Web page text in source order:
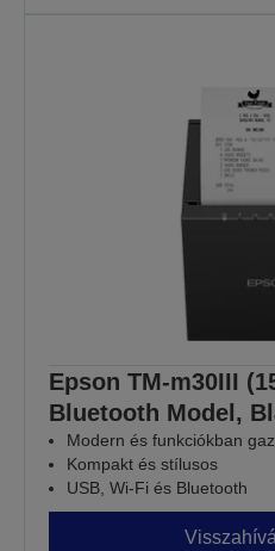
Epson TM-m30III
Bluetooth Model,
Modern és funkciókban
Kompakt és stílusos
USB, Wi-Fi és Bluetooth